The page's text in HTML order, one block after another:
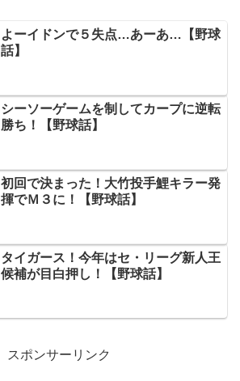
よーイドンで５失点…あーあ…【野球
話】
シーソーゲームを制してカープに逆転
勝ち！【野球話】
初回で決まった！大竹投手鯉キラー発
揮でＭ３に！【野球話】
タイガース！今年はセ・リーグ新人王
候補が目白押し！【野球話】
スポンサーリンク